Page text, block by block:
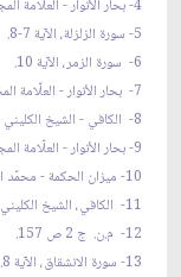
4- بحار الأنوار - العلّامة المجلسيّ - ج 7 ص 266.
5- سورة الزلزلة، الآية 7-8.
6- سورة الزمر، الآية 10.
7- بحار الأنوار - العلّامة المجلسيّ - ج 79 ص 138.
8- الكافي - الشيخ الكليني - ج 2 ص 265.
9- بحار الأنوار - العلّامة المجلسيّ - ج 67 ص 73.
10- ميزان الحكمة - محمّد الريشهري - ج 1 ص.619
11- الكافي، الشيخ الكليني، ج2، ص157.
12- م.ن. ج 2 ص 157.
13- سورة الانشقاق، الآية 8.